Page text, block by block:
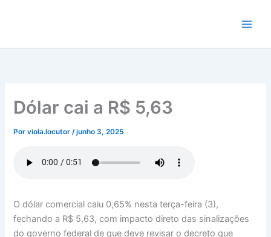
conteúdo
Dólar cai a R$ 5,63
Porviola.locutor/junho 3, 2025
O dólar comercial caiu 0,65% nesta terça-feira (3),
fechando a R$ 5,63, com impacto direto das sinalizações
do governo federal de que deve revisar o decreto que